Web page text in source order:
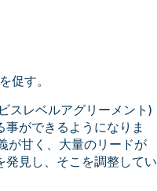
す。
スレベルアグリーメント)
ができるようになりま
が甘く、大量のリードが
見し、そこを調整してい